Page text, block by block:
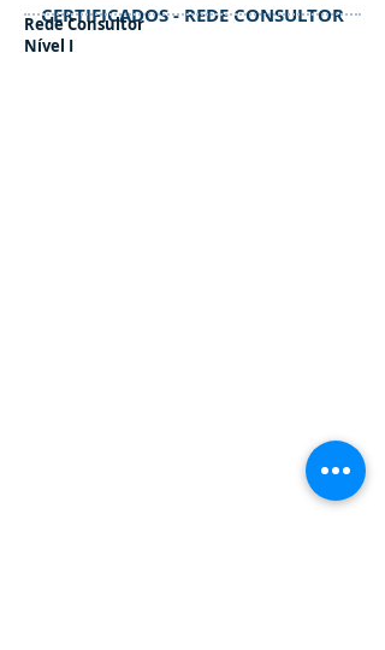
CERTIFICADOS - REDE CONSULTOR
Rede Consultor
Nível I